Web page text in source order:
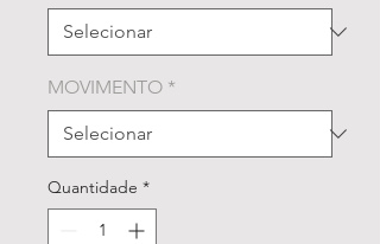
MOVIMENTO *
Quantidade *